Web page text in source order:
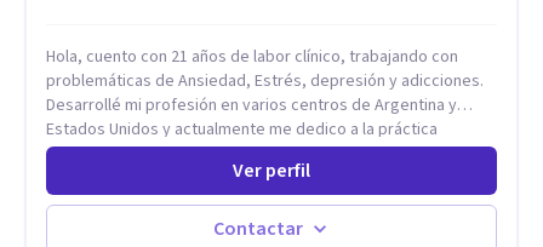
Hola, cuento con 21 años de labor clínico, trabajando con
problemáticas de Ansiedad, Estrés, depresión y adicciones.
Desarrollé mi profesión en varios centros de Argentina y
Estados Unidos y actualmente me dedico a la práctica
privada. Utilizo terapias cognitivas conductuales basadas en
evidencia científica con comprobados resultados. Los
objetivos terapéuticos están centrados en brindar
herramientas concretas para el cambio, que permitan
Ver perfil
Contactar